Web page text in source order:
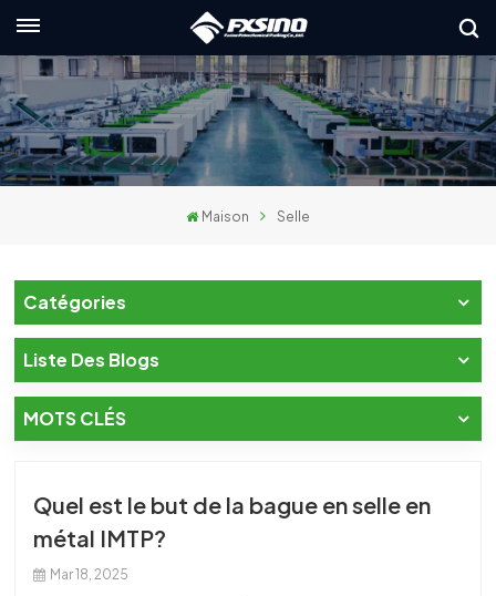
국의
Maison Selle
Catégories
Liste Des Blogs
MOTS CLÉS
Quel est le but de la bague en selle en
métal IMTP?
Mar 18, 2025